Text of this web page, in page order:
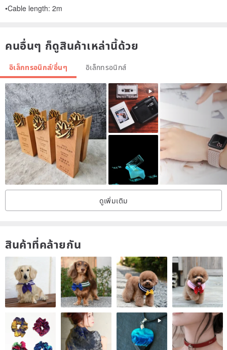
•Cable length: 2m
คนอื่นๆ ก็ดูสินค้าเหล่านี้ด้วย
อิเล็กทรอนิกส์/อื่นๆ อิเล็กทรอนิกส์
ดูเพิ่มเติม
สินค้าที่คล้ายกัน